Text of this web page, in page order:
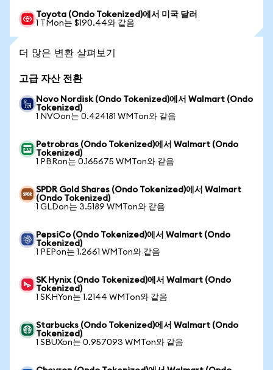
Toyota (Ondo Tokenized)에서 미국 달러
1 TMon는 $190.44와 같음
더 많은 변환 살펴보기
고급 자산 전환
Novo Nordisk (Ondo Tokenized)에서 Walmart (Ondo
Tokenized)
1 NVOon는 0.424181 WMTon와 같음
Petrobras (Ondo Tokenized)에서 Walmart (Ondo
Tokenized)
1 PBRon는 0.165675 WMTon와 같음
SPDR Gold Shares (Ondo Tokenized)에서 Walmart
(Ondo Tokenized)
1 GLDon는 3.5189 WMTon와 같음
PepsiCo (Ondo Tokenized)에서 Walmart (Ondo
Tokenized)
1 PEPon는 1.2661 WMTon와 같음
SK Hynix (Ondo Tokenized)에서 Walmart (Ondo
Tokenized)
1 SKHYon는 1.2144 WMTon와 같음
Starbucks (Ondo Tokenized)에서 Walmart (Ondo
Tokenized)
1 SBUXon는 0.957093 WMTon와 같음